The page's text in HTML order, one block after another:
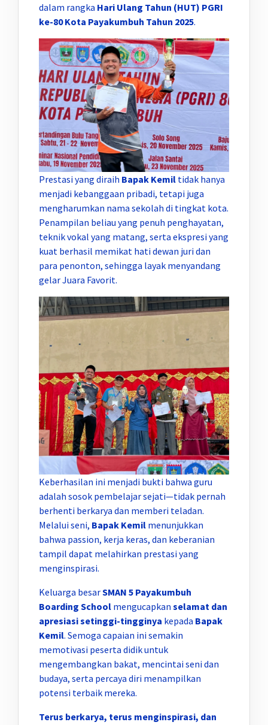
dalam rangka Hari Ulang Tahun (HUT) PGRI
ke-80 Kota Payakumbuh Tahun 2025.
Prestasi yang diraih Bapak Kemil tidak hanya
menjadi kebanggaan pribadi, tetapi juga
mengharumkan nama sekolah di tingkat kota.
Penampilan beliau yang penuh penghayatan,
teknik vokal yang matang, serta ekspresi yang
kuat berhasil memikat hati dewan juri dan
para penonton, sehingga layak menyandang
gelar Juara Favorit.
Keberhasilan ini menjadi bukti bahwa guru
adalah sosok pembelajar sejati—tidak pernah
berhenti berkarya dan memberi teladan.
Melalui seni, Bapak Kemil menunjukkan
bahwa passion, kerja keras, dan keberanian
tampil dapat melahirkan prestasi yang
menginspirasi.
Keluarga besarSMAN 5 Payakumbuh
Boarding School mengucapkan selamat dan
apresiasi setinggi-tingginya kepada Bapak
Kemil. Semoga capaian ini semakin
memotivasi peserta didik untuk
mengembangkan bakat, mencintai seni dan
budaya, serta percaya diri menampilkan
potensi terbaik mereka.
Terus berkarya, terus menginspirasi, dan